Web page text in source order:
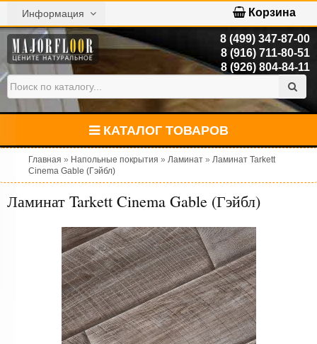
Информация Корзина
8 (499) 347-87-00
8 (916) 711-80-51
8 (926) 804-84-11
КАТАЛОГ ТОВАРОВ
Главная » Напольные покрытия » Ламинат » Ламинат Tarkett
Cinema Gable (Гэйбл)
Ламинат Tarkett Cinema Gable (Гэйбл)